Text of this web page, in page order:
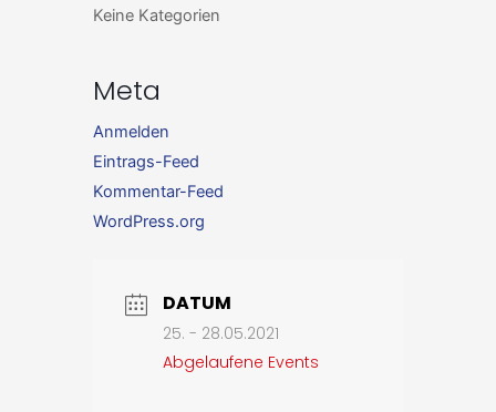
Keine Kategorien
Meta
Anmelden
Eintrags-Feed
Kommentar-Feed
WordPress.org
DATUM
25. - 28.05.2021
Abgelaufene Events